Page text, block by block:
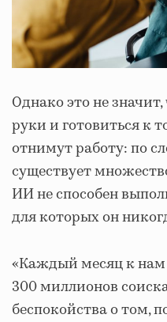
Однако это не
руки и готовиться к
отнимут работу: по
существует
ИИ не способен
для которых он
«Каждый месяц к нам
300 миллионов
беспокойства о том,